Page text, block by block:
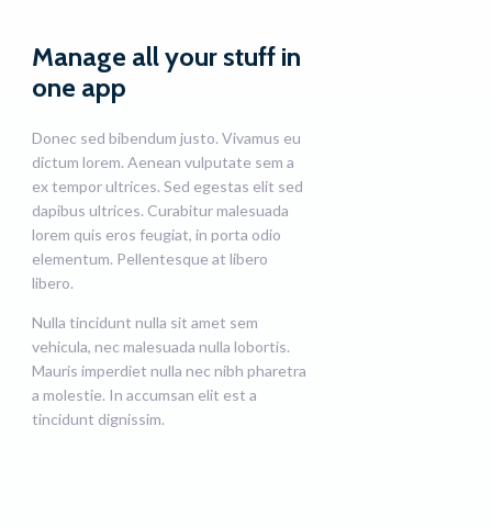
Manage all your stuff in
one app
Donec sed bibendum justo. Vivamus eu
dictum lorem. Aenean vulputate sem a
ex tempor ultrices. Sed egestas elit sed
dapibus ultrices. Curabitur malesuada
lorem quis eros feugiat, in porta odio
elementum. Pellentesque at libero
libero.
Nulla tincidunt nulla sit amet sem
vehicula, nec malesuada nulla lobortis.
Mauris imperdiet nulla nec nibh pharetra
a molestie. In accumsan elit est a
tincidunt dignissim.